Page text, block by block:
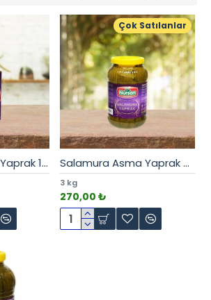
Salamura Asma Yaprak 17 kg
Çok Satılanlar
3 kg
Salamura Asma Yaprak 3 kg
270,00 ₺